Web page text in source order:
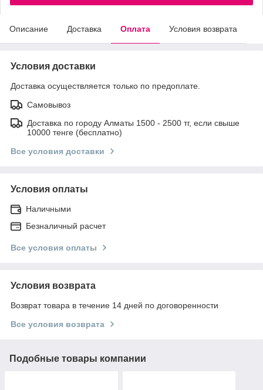
Описание Доставка Оплата Условия возврата
Условия доставки
Доставка осуществляется только по предоплате.
Самовывоз
Доставка по городу Алматы 1500 - 2500 тг, если свыше
10000 тенге (бесплатно)
Все условия доставки
Условия оплаты
Наличными
Безналичный расчет
Все условия оплаты
Условия возврата
Возврат товара в течение 14 дней по договоренности
Все условия возврата
Подобные товары компании